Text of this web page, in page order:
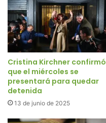
Cristina Kirchner confirmó
que el miércoles se
presentará para quedar
detenida
13 de junio de 2025